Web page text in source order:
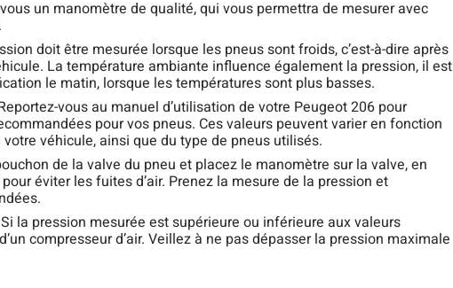
un manomètre de qualité, qui vous permettra de mesurer avec
doit être mesurée lorsque les pneus sont froids, c’est-à-dire après
La température ambiante influence également la pression, il est
le matin, lorsque les températures sont plus basses.
vous au manuel d’utilisation de votre Peugeot 206 pour
pour vos pneus. Ces valeurs peuvent varier en fonction
véhicule, ainsi que du type de pneus utilisés.
de la valve du pneu et placez le manomètre sur la valve, en
éviter les fuites d’air. Prenez la mesure de la pression et
la pression mesurée est supérieure ou inférieure aux valeurs
compresseur d’air. Veillez à ne pas dépasser la pression maximale